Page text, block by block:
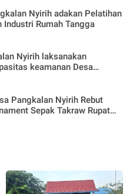
Nyirih adakan Pelatihan
Industri Rumah Tangga
Nyirih laksanakan
keamanan Desa
TA 2024
Sepak Takraw Rupat